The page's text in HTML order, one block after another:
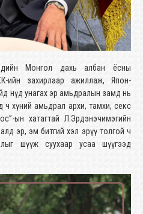
Монгол дахь албан ёсны
ийн захирлаар ажиллаж, Япон-
нүд унагах эр амьдралын замд нь
ч хүний амьдрал архи, тамхи, секс
ын хатагтай Л.Эрдэнэчимэгийн
эр, эм битгий хэл эрүү толгой ч
шүүж суухаар усаа шүүгээд